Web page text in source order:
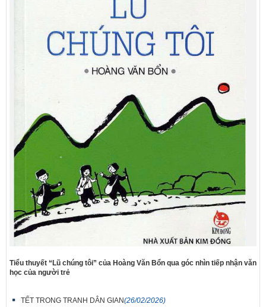
Tiểu thuyết “Lũ chúng tôi” của Hoàng Văn Bổn qua góc nhìn tiếp nhận văn
học của người trẻ
TẾT TRONG TRANH DÂN GIAN(26/02/2026)